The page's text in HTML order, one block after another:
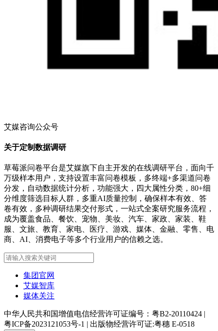
艾媒咨询公众号
关于定制数据调研
草莓派问卷平台是艾媒旗下自主开发的在线调研平台，面向千
万级样本用户，支持设置丰富问卷模板，多终端+多渠道问卷
分发，自动数据统计分析，功能强大，四大属性分类，80+细
分维度筛选目标人群，多重AI质量控制，确保样本有效、答
卷有效，多种调研结果交付形式，一站式全案研究服务流程，
成为覆盖食品、餐饮、宠物、美妆、汽车、家政、家装、鞋
服、文旅、教育、家电、医疗、游戏、媒体、金融、零售、电
商、AI、消费电子等多个行业用户的信赖之选。
集团官网
艾媒智库
媒体关注
中华人民共和国增值电信经营许可证编号：粤B2-20110424 |
粤ICP备2023121053号-1 | 出版物经营许可证:粤穗 E-0518